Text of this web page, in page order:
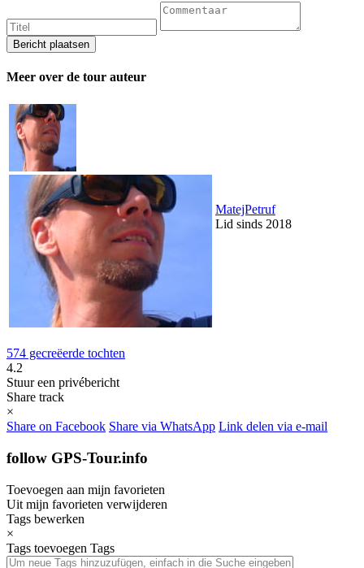
Meer over de tour auteur
MatejPetruf
Lid sinds 2018
574 gecreëerde tochten
4.2
Stuur een privébericht
Share track
×
Share on Facebook Share via WhatsApp Link delen via e-mail
follow GPS-Tour.info
Toevoegen aan mijn favorieten
Uit mijn favorieten verwijderen
Tags bewerken
×
Tags toevoegen Tags